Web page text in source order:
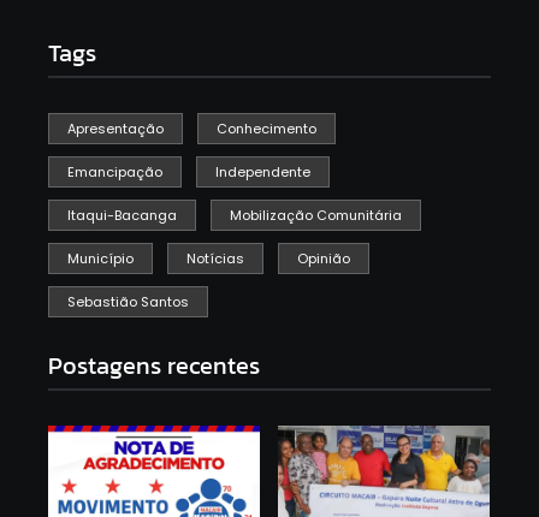
Tags
Apresentação Conhecimento
Emancipação Independente
Itaqui-Bacanga Mobilização Comunitária
Município Notícias Opinião
Sebastião Santos
Postagens recentes